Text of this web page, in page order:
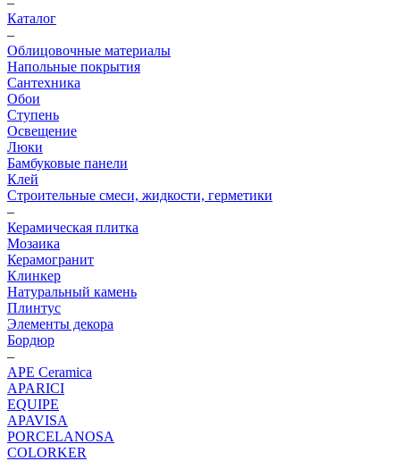
Каталог
–
Облицовочные материалы
Напольные покрытия
Сантехника
Обои
Ступень
Освещение
Люки
Бамбуковые панели
Клей
Строительные смеси, жидкости, герметики
–
Керамическая плитка
Мозаика
Керамогранит
Клинкер
Натуральный камень
Плинтус
Элементы декора
Бордюр
–
APE Ceramica
APARICI
EQUIPE
APAVISA
PORCELANOSA
COLORKER